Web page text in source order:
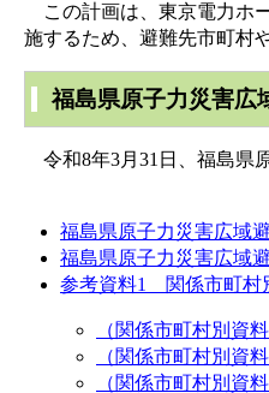
この計画は、東京電力ホ
施するため、避難先市町村
福島県原子力災害広
令和8年3月31日、福島県
福島県原子力災害広域
福島県原子力災害広域
参考資料1 関係市町村
（関係市町村別資
（関係市町村別資
（関係市町村別資